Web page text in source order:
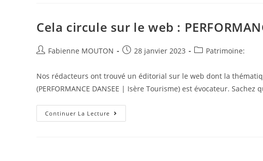
Ville
Vannes
Cela circule sur le web :
Auteur/autrice
la
publication :
Fabienne MOUTON
Post28 janvier 2023
PostPatrimoine:
Nos rédacteurs ont trouvé un éditorial sur le web dont la
(PERFORMANCE DANSEE | Isère Tourisme) est évocateur. Sachez
Continuer La Lecture Cela
Circule